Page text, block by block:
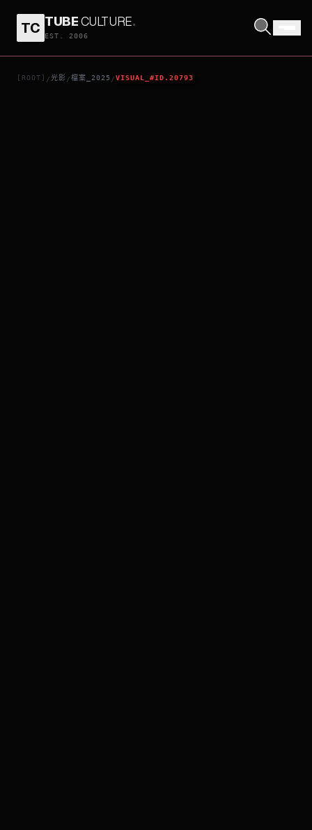
TC TUBECULTURE.
EST. 2006
[ROOT] /光影 /檔案_2025 /VISUAL_#ID.20793
少女與戰車：更加相親相愛作戰！～第一章～